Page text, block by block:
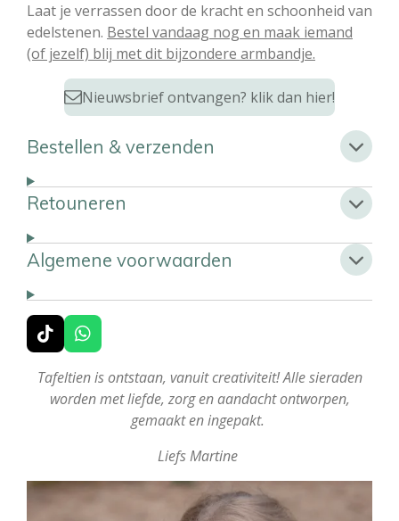
Laat je verrassen door de kracht en schoonheid van
edelstenen. Bestel vandaag nog en maak iemand
(of jezelf) blij met dit bijzondere armbandje.
Nieuwsbrief ontvangen? klik dan hier!
Bestellen & verzenden
Retouneren
Algemene voorwaarden
T
i
k
T
o
W
h
a
t
s
Tafeltien is ontstaan, vanuit creativiteit! Alle sieraden
worden met liefde, zorg en aandacht ontworpen,
gemaakt en ingepakt.
Liefs Martine